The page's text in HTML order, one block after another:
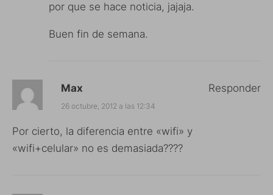
por que se hace noticia, jajaja.
Buen fin de semana.
Max
26 octubre, 2012 a las 12:34
Por cierto, la diferencia entre «wifi» y
«wifi+celular» no es demasiada????
Responder